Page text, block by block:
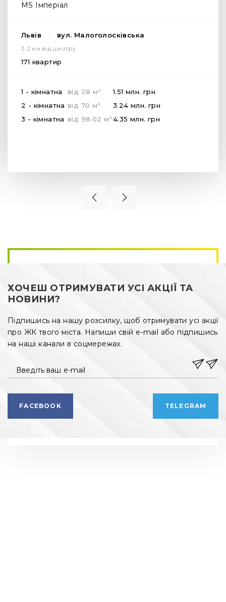
MS Імперіал
Львів вул. Малоголосківська
3.2 км від центру
171 квартир
1 - кімнатна від 28 м 2 1.51 млн. грн
2 - кімнатна від 70 м 2 3.24 млн. грн
3 - кімнатна від 98.02 м 2 4.35 млн. грн
ХОЧЕШ ОТРИМУВАТИ УСІ АКЦІЇ ТА
НОВИНИ?
Підпишись на нашу розсилку, щоб отримувати усі акції
про ЖК твого міста. Напиши свій e-mail або підпишись
на наші канали в соцмережах.
Введіть ваш e-mail
FACEBOOK TELEGRAM